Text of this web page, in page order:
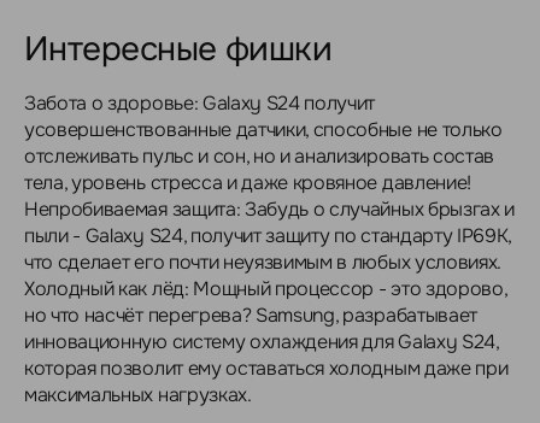
Интересные фишки
Забота о здоровье: Galaxy S24 получит
усовершенствованные датчики, способные не только
отслеживать пульс и сон, но и анализировать состав
тела, уровень стресса и даже кровяное давление!
Непробиваемая защита: Забудь о случайных брызгах и
пыли - Galaxy S24, получит защиту по стандарту IP69K,
что сделает его почти неуязвимым в любых условиях.
Холодный как лёд: Мощный процессор - это здорово,
но что насчёт перегрева? Samsung, разрабатывает
инновационную систему охлаждения для Galaxy S24,
которая позволит ему оставаться холодным даже при
максимальных нагрузках.